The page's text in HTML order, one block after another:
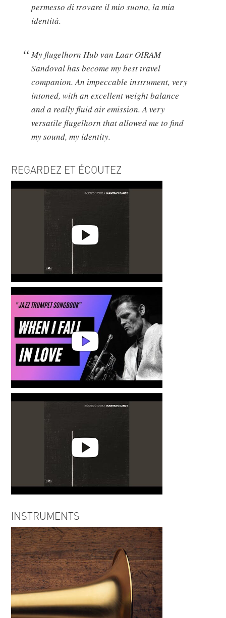
permesso di trovare il mio suono, la mia
identità.
My flugelhorn Hub van Laar OIRAM
Sandoval has become my best travel
companion. An impeccable instrument, very
intoned, with an excellent weight balance
and a really fluid air emission. A very
versatile flugelhorn that allowed me to find
my sound, my identity.
REGARDEZ ET ÉCOUTEZ
Riccardo Catria | Riflessi
Riccardo Catria | When I fall in
Love
INSTRUMENTS